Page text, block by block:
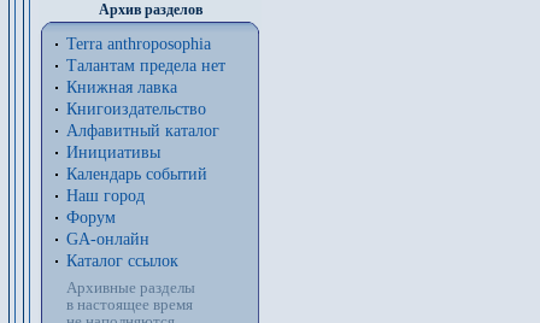
Архив разделов
Terra anthroposophia
Талантам предела нет
Книжная лавка
Книгоиздательство
Алфавитный каталог
Инициативы
Календарь событий
Наш город
Форум
GA-онлайн
Каталог ссылок
Архивные разделы
в настоящее время